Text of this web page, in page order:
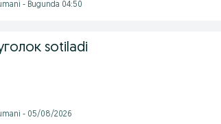
- Bugunda 04:50
sotiladi
- 05/08/2026